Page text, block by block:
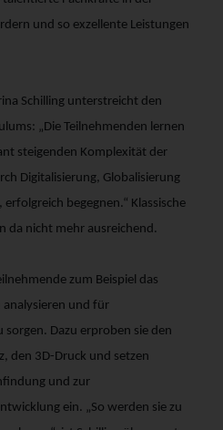
und so exzellente Leistungen
Schilling unterstreicht den
„Die Teilnehmenden lernen
steigenden Komplexität der
Digitalisierung, Globalisierung
begegnen.“ Klassische
da nicht mehr ausreichend.
zum Beispiel das
analysieren und für
sorgen. Dazu erproben sie den
den 3D-Druck und setzen
und zur
ein. „So werden sie zu